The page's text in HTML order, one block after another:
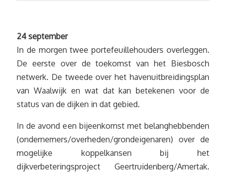
24 september
In de morgen twee portefeuillehouders overleggen.
De eerste over de toekomst van het Biesbosch
netwerk. De tweede over het havenuitbreidingsplan
van Waalwijk en wat dat kan betekenen voor de
status van de dijken in dat gebied.
In de avond een bijeenkomst met belanghebbenden
(ondernemers/overheden/grondeigenaren) over de
mogelijke koppelkansen bij het
dijkverbeteringsproject Geertruidenberg/Amertak.